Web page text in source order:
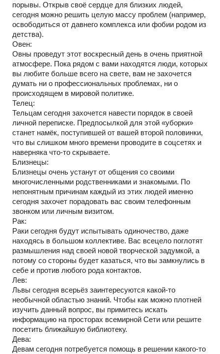
порывы. Открыв своё сердце для близких людей,
сегодня можно решить целую массу проблем (например,
освободиться от давнего комплекса или фобии родом из
детства).
Овен:
Овны проведут этот воскресный день в очень приятной
атмосфере. Пока рядом с вами находятся люди, которых
вы любите больше всего на свете, вам не захочется
думать ни о профессиональных проблемах, ни о
происходящем в мировой политике.
Телец:
Тельцам сегодня захочется навести порядок в своей
личной переписке. Предпосылкой для этой «уборки»
станет намёк, поступившей от вашей второй половинки,
что вы слишком много времени проводите в соцсетях и
наверняка что-то скрываете.
Близнецы:
Близнецы очень устанут от общения со своими
многочисленными родственниками и знакомыми. По
непонятным причинам каждый из этих людей именно
сегодня захочет порадовать вас своим телефонным
звонком или личным визитом.
Рак:
Раки сегодня будут испытывать одиночество, даже
находясь в большом коллективе. Вас всецело поглотят
размышления над своей новой творческой задумкой, а
потому со стороны будет казаться, что вы замкнулись в
себе и против любого рода контактов.
Лев:
Львы сегодня всерьёз заинтересуются какой-то
необычной областью знаний. Чтобы как можно плотней
изучить данный вопрос, вы примитесь искать
информацию на просторах всемирной Сети или решите
посетить ближайшую библиотеку.
Дева:
Девам сегодня потребуется помощь в решении какого-то